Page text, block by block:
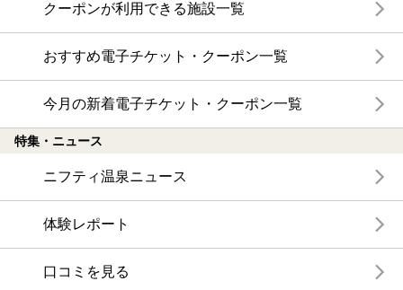
クーポンが利用できる施設一覧
おすすめ電子チケット・クーポン一覧
今月の新着電子チケット・クーポン一覧
特集・ニュース
ニフティ温泉ニュース
体験レポート
口コミを見る